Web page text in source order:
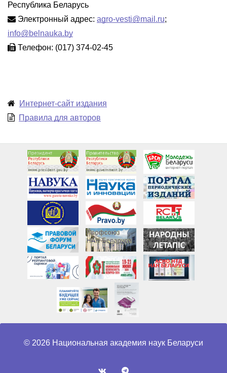
Республика Беларусь
Электронный адрес: agro-vesti@mail.ru;
info@belnauka.by
Телефон: (017) 374-02-45
Интернет-сайт издания
Правила для авторов
© 2026 Национальная академия наук Беларуси